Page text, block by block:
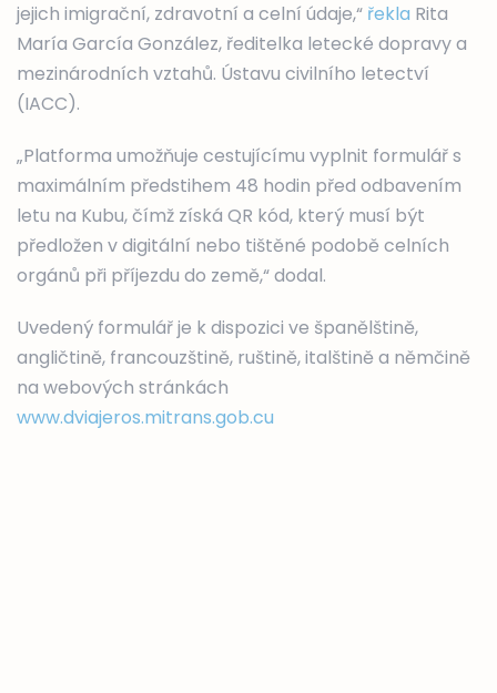
jejich imigrační, zdravotní a celní údaje,“ řekla Rita
María García González, ředitelka letecké dopravy a
mezinárodních vztahů. Ústavu civilního letectví
(IACC).
„Platforma umožňuje cestujícímu vyplnit formulář s
maximálním předstihem 48 hodin před odbavením
letu na Kubu, čímž získá QR kód, který musí být
předložen v digitální nebo tištěné podobě celních
orgánů při příjezdu do země,“ dodal.
Uvedený formulář je k dispozici ve španělštině,
angličtině, francouzštině, ruštině, italštině a němčině
na webových stránkách
www.dviajeros.mitrans.gob.cu